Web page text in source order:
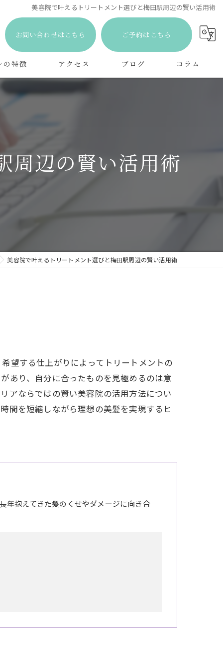
美容院で叶えるトリートメント選びと梅田駅周辺の賢い活用術
お問い合わせはこちら ご予約はこちら
の特徴 アクセス ブログ コラム
周辺の賢い活用術
美容院で叶えるトリートメント選びと梅田駅周辺の賢い活用術
望する仕上がりによってトリートメントの
あり、自分に合ったものを見極めるのは意
アならではの賢い美容院の活用方法につい
間を短縮しながら理想の美髪を実現するヒ
年抱えてきた髪のくせやダメージに向き合